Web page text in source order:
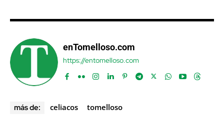
enTomelloso.com
https://entomelloso.com
más de: celiacos tomelloso